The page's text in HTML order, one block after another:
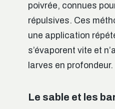
poivrée, connues
répulsives. Ces
une application
s’évaporent vite et
larves en profondeur.
Le sable et les